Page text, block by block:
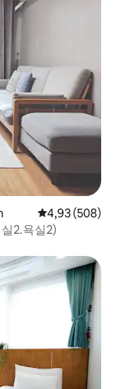
Évaluation
4,93 (508)
2.욕실2)